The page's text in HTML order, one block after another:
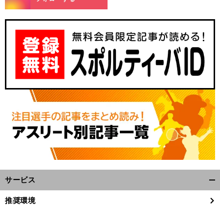
。
乳
」
前
サービス
閉
推奨環境